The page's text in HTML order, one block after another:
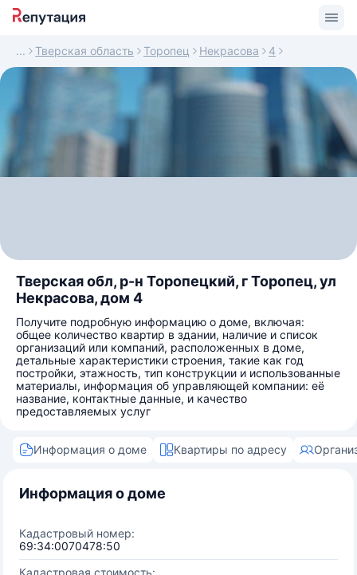
Тверская область Торопец Некрасова 4
Тверская обл, р-н Торопецкий, г Торопец, ул
Некрасова, дом 4
Получите подробную информацию о доме, включая:
общее количество квартир в здании, наличие и список
организаций или компаний, расположенных в доме,
детальные характеристики строения, такие как год
постройки, этажность, тип конструкции и использованные
материалы, информация об управляющей компании: её
название, контактные данные, и качество
предоставляемых услуг
Информация о доме Квартиры по адресу
Информация о доме
Кадастровый номер:
69:34:0070478:50
Кадастровая стоимость: